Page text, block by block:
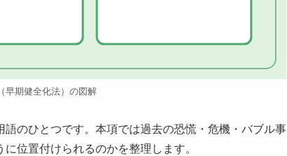
早期健全化法）の図解
のひとつです。本項では過去の恐慌・危機・バブル事
位置付けられるのかを整理します。